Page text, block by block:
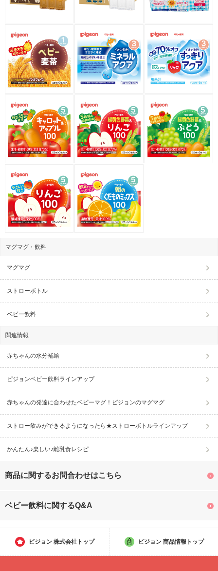
マグマグ・飲料
マグマグ
ストローボトル
ベビー飲料
関連情報
赤ちゃんの水分補給
ピジョンベビー飲料ラインアップ
赤ちゃんの発達に合わせたベビーマグ！ピジョンのマグマグ
ストロー飲みができるようになったら★ストローボトルラインアップ
かんたん♪楽しい♪離乳食レシピ
商品に関するお問合わせはこちら
ベビー飲料に関するQ&A
ピジョン 株式会社トップ ピジョン 商品情報トップ